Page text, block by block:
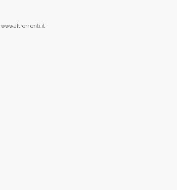
www.altrementi.it